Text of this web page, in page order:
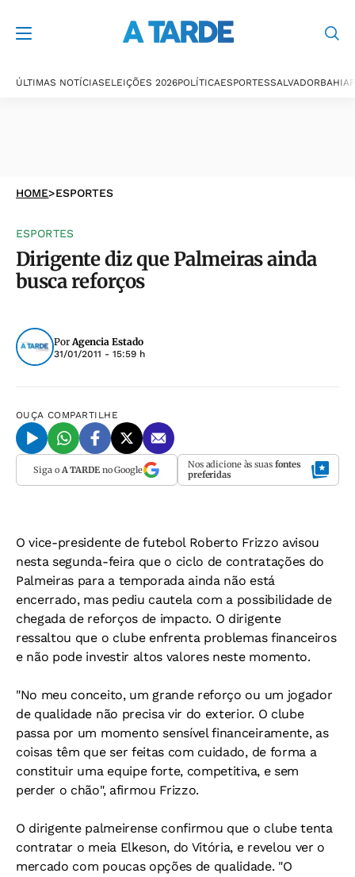
ÚLTIMAS NOTÍCIASELEIÇÕES 2026POLÍTICAESPORTESSALVADORBAHIA
HOME>ESPORTES
ESPORTES
Dirigente diz que Palmeiras ainda
busca reforços
PorAgencia Estado
31/01/2011 - 15:59 h
OUÇA COMPARTILHE
Siga o A TARDEno Google Nos adicione às suas fontes
preferidas
O vice-presidente de futebol Roberto Frizzo avisou
nesta segunda-feira que o ciclo de contratações do
Palmeiras para a temporada ainda não está
encerrado, mas pediu cautela com a possibilidade de
chegada de reforços de impacto. O dirigente
ressaltou que o clube enfrenta problemas financeiros
e não pode investir altos valores neste momento.
"No meu conceito, um grande reforço ou um jogador
de qualidade não precisa vir do exterior. O clube
passa por um momento sensível financeiramente, as
coisas têm que ser feitas com cuidado, de forma a
constituir uma equipe forte, competitiva, e sem
perder o chão", afirmou Frizzo.
O dirigente palmeirense confirmou que o clube tenta
contratar o meia Elkeson, do Vitória, e revelou ver o
mercado com poucas opções de qualidade. "O